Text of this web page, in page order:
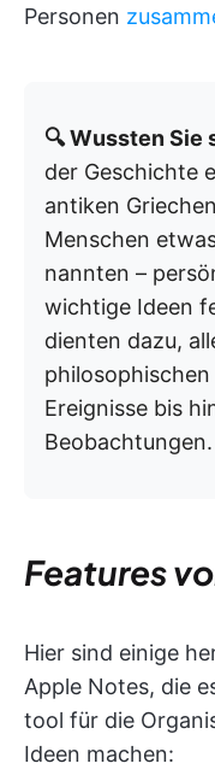
Personen
🔍 Wussten Sie
der Geschichte
antiken
Menschen
nannten –
wichtige Ideen
dienten dazu,
Ereignisse bis
Beobachtungen.
Features
Hier sind einige
Apple Notes, die
tool für die
Ideen machen: